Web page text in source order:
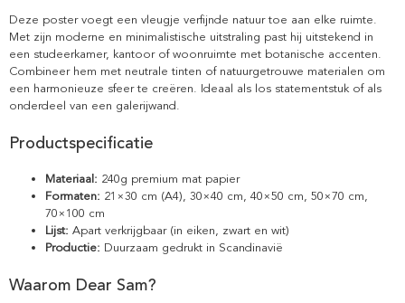
Deze poster voegt een vleugje verfijnde natuur toe aan elke ruimte.
Met zijn moderne en minimalistische uitstraling past hij uitstekend in
een studeerkamer, kantoor of woonruimte met botanische accenten.
Combineer hem met neutrale tinten of natuurgetrouwe materialen om
een harmonieuze sfeer te creëren. Ideaal als los statementstuk of als
onderdeel van een galerijwand.
Productspecificatie
Materiaal: 240g premium mat papier
Formaten: 21×30 cm (A4), 30×40 cm, 40×50 cm, 50×70 cm,
70×100 cm
Lijst: Apart verkrijgbaar (in eiken, zwart en wit)
Productie: Duurzaam gedrukt in Scandinavië
Waarom Dear Sam?